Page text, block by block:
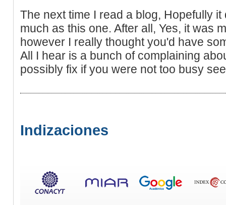
The next time I read a blog, Hopefully
much as this one. After all, Yes, it was
however I really thought you'd have
All I hear is a bunch of complaining
possibly fix if you were not too busy
Indizaciones